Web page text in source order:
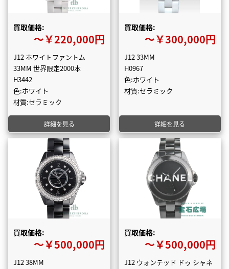
買取価格:
〜￥220,000円
J12 ホワイトファントム
33MM 世界限定2000本
H3442
色:ホワイト
材質:セラミック
詳細を見る
買取価格:
〜￥300,000円
J12 33MM
H0967
色:ホワイト
材質:セラミック
詳細を見る
買取価格:
〜￥500,000円
J12 38MM
買取価格:
〜￥500,000円
J12 ウォンテッド ドゥ シャネ